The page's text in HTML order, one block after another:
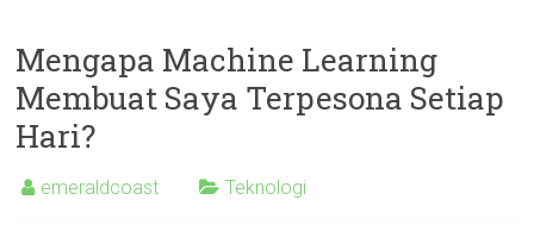
Mengapa Machine Learning
Membuat Saya Terpesona Setiap
Hari?
emeraldcoast Teknologi